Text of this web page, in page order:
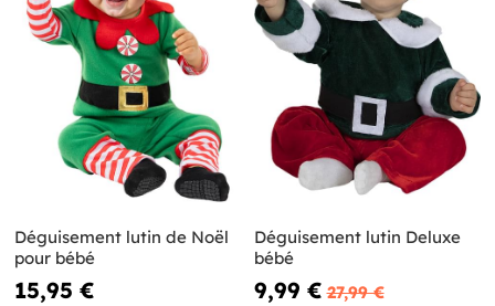
Déguisement lutin de Noël
pour bébé
15,95 €
Déguisement lutin Deluxe
bébé
9,99 € 27,99 €